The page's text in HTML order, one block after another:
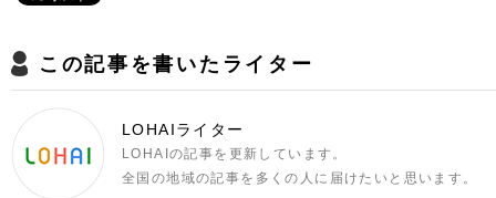
この記事を書いたライター
LOHAIライター
LOHAIの記事を更新しています。
全国の地域の記事を多くの人に届けたいと思います。